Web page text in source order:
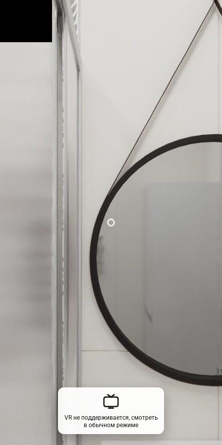
VR не поддерживается, смотреть
в обычном режиме